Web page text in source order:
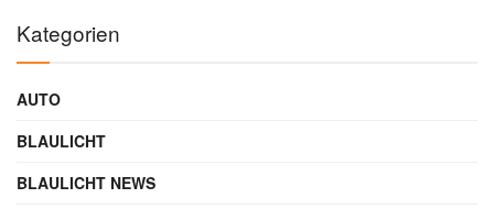
Kategorien
AUTO
BLAULICHT
BLAULICHT NEWS